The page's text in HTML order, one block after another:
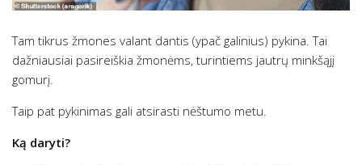
Tam tikrus žmones valant dantis (ypač galinius) pykina. Tai
dažniausiai pasireiškia žmonėms, turintiems jautrų minkšąjį
gomurį.
Taip pat pykinimas gali atsirasti nėštumo metu.
Ką daryti?